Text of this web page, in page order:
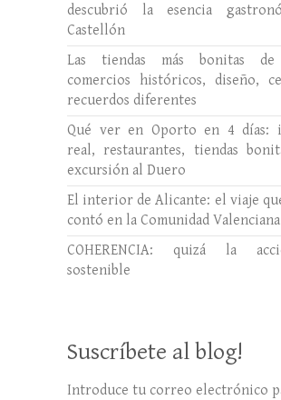
descubrió la esencia
Castellón
Las tiendas más bonitas de
comercios históricos, diseño,
recuerdos diferentes
Qué ver en Oporto en 4 días:
real, restaurantes, tiendas
excursión al Duero
El interior de Alicante: el viaje
contó en la Comunidad Valenciana
COHERENCIA: quizá la
sostenible
Suscríbete al blog!
Introduce tu correo electrónico